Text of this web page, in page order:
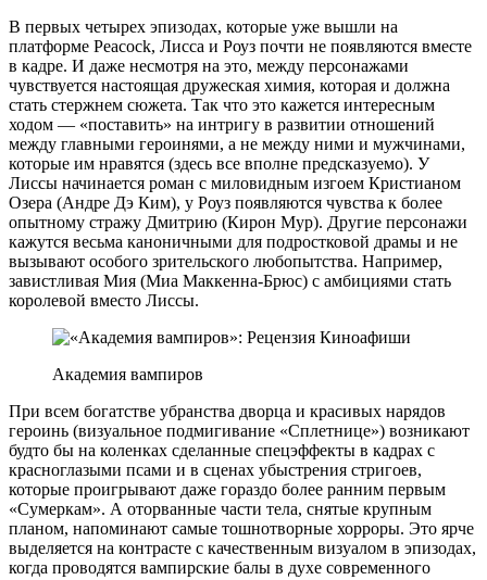
В первых четырех эпизодах, которые уже вышли на
платформе Peacock, Лисса и Роуз почти не появляются вместе
в кадре. И даже несмотря на это, между персонажами
чувствуется настоящая дружеская химия, которая и должна
стать стержнем сюжета. Так что это кажется интересным
ходом — «поставить» на интригу в развитии отношений
между главными героинями, а не между ними и мужчинами,
которые им нравятся (здесь все вполне предсказуемо). У
Лиссы начинается роман с миловидным изгоем Кристианом
Озера (Андре Дэ Ким), у Роуз появляются чувства к более
опытному стражу Дмитрию (Кирон Мур). Другие персонажи
кажутся весьма каноничными для подростковой драмы и не
вызывают особого зрительского любопытства. Например,
завистливая Мия (Миа Маккенна-Брюс) с амбициями стать
королевой вместо Лиссы.
Академия вампиров
При всем богатстве убранства дворца и красивых нарядов
героинь (визуальное подмигивание «Сплетнице») возникают
будто бы на коленках сделанные спецэффекты в кадрах с
красноглазыми псами и в сценах убыстрения стригоев,
которые проигрывают даже гораздо более ранним первым
«Сумеркам». А оторванные части тела, снятые крупным
планом, напоминают самые тошнотворные хорроры. Это ярче
выделяется на контрасте с качественным визуалом в эпизодах,
когда проводятся вампирские балы в духе современного